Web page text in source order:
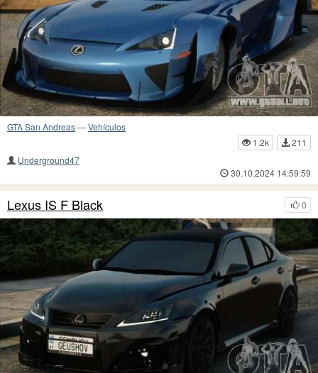
GTA San Andreas—Vehículos
1.2k
211
Underground47
30.10.2024 14:59:59
0
Lexus IS F Black